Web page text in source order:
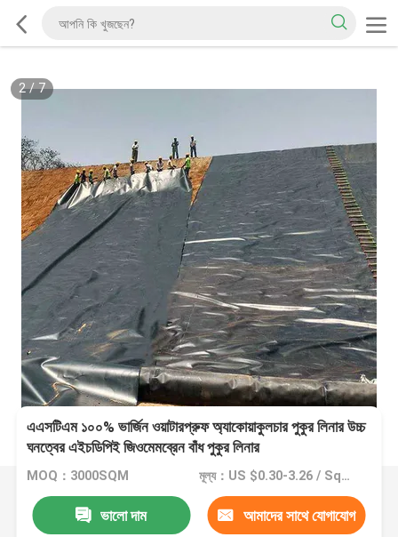
2/7
এএসটিএম ১০০% ভার্জিন ওয়াটারপ্রুফ অ্যাকোয়াকুলচার পুকুর লিনার উচ্চ
ঘনত্বের এইচডিপিই জিওমেমব্রেন বাঁধ পুকুর লিনার
MOQ：3000SQM মূল্য：US $0.30-3.26 / Square Meter
ভালো দাম আমাদের সাথে যোগাযোগ